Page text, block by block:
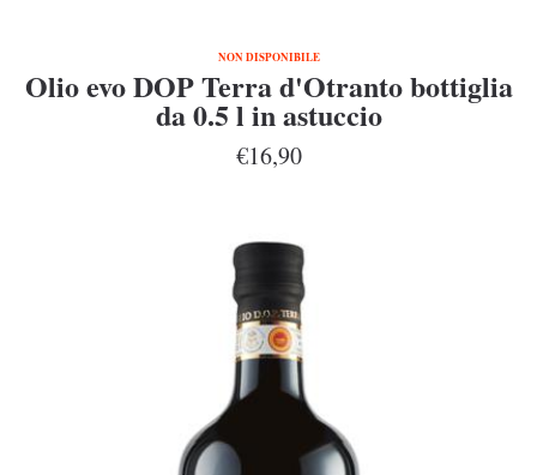
NON DISPONIBILE
Olio evo DOP Terra d'Otranto bottiglia
da 0.5 l in astuccio
€16,90